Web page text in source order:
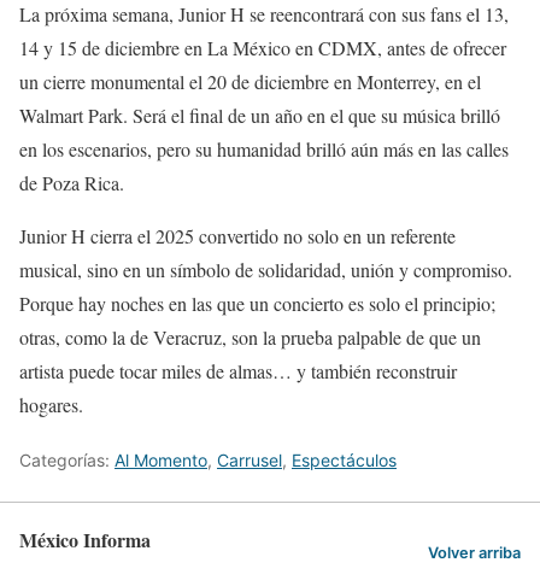
La próxima semana, Junior H se reencontrará con sus fans el 13,
14 y 15 de diciembre en La México en CDMX, antes de ofrecer
un cierre monumental el 20 de diciembre en Monterrey, en el
Walmart Park. Será el final de un año en el que su música brilló
en los escenarios, pero su humanidad brilló aún más en las calles
de Poza Rica.
Junior H cierra el 2025 convertido no solo en un referente
musical, sino en un símbolo de solidaridad, unión y compromiso.
Porque hay noches en las que un concierto es solo el principio;
otras, como la de Veracruz, son la prueba palpable de que un
artista puede tocar miles de almas… y también reconstruir
hogares.
Categorías: Al Momento, Carrusel, Espectáculos
México Informa Volver arriba